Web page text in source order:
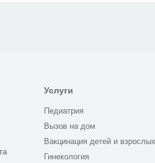
Услуги
Педиатрия
Вызов на дом
Вакцинация детей и взрослых
Гинекология